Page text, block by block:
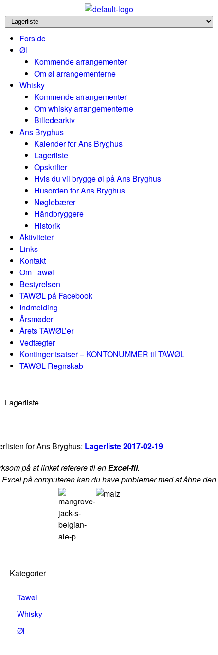
Forside
Øl
Kommende arrangementer
Om øl arrangementerne
Whisky
Kommende arrangementer
Om whisky arrangementerne
Billedearkiv
Ans Bryghus
Kalender for Ans Bryghus
Lagerliste
Opskrifter
Hvis du vil brygge øl på Ans Bryghus
Husorden for Ans Bryghus
Nøglebærer
Håndbryggere
Historik
Aktiviteter
Links
Kontakt
Om Tawøl
Bestyrelsen
TAWØL på Facebook
Indmelding
Årsmøder
Årets TAWØL’er
Vedtægter
Kontingentsatser – KONTONUMMER til TAWØL
TAWØL Regnskab
Lagerliste
for Ans Bryghus: Lagerliste 2017-02-19
på at linket referere til en Excel-fil.
på computeren kan du have problemer med at åbne den.
Kategorier
Tawøl
Whisky
Øl